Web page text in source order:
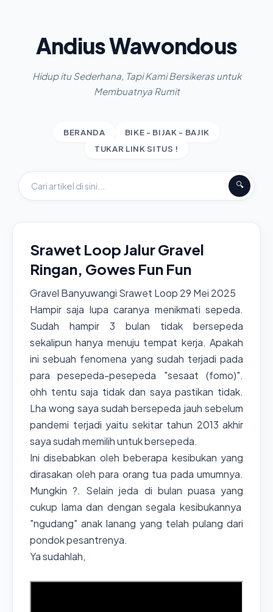
Andius Wawondous
Hidup itu Sederhana, Tapi Kami Bersikeras untuk
Membuatnya Rumit
BERANDA
BIKE - BIJAK - BAJIK
TUKAR LINK SITUS !
🔍
Srawet Loop Jalur Gravel
Ringan, Gowes Fun Fun
Gravel Banyuwangi Srawet Loop 29 Mei 2025
Hampir saja lupa caranya menikmati sepeda.
Sudah hampir 3 bulan tidak bersepeda
sekalipun hanya menuju tempat kerja. Apakah
ini sebuah fenomena yang sudah terjadi pada
para pesepeda-pesepeda "sesaat (fomo)".
ohh tentu saja tidak dan saya pastikan tidak.
Lha wong saya sudah bersepeda jauh sebelum
pandemi terjadi yaitu sekitar tahun 2013 akhir
saya sudah memilih untuk bersepeda.
Ini disebabkan oleh beberapa kesibukan yang
dirasakan oleh para orang tua pada umumnya.
Mungkin ?. Selain jeda di bulan puasa yang
cukup lama dan dengan segala kesibukannya
"ngudang" anak lanang yang telah pulang dari
pondok pesantrenya.
Ya sudahlah,